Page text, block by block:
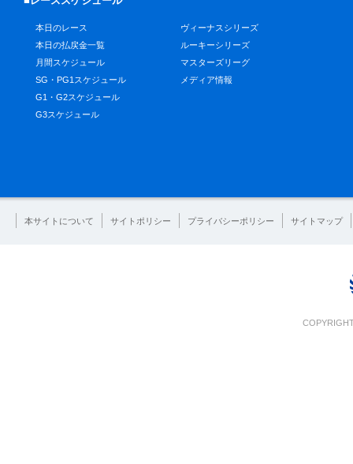
本日のレース
本日の払戻金一覧
月間スケジュール
SG・PG1スケジュール
G1・G2スケジュール
G3スケジュール
ヴィーナスシリーズ
ルーキーシリーズ
マスターズリーグ
メディア情報
本サイトについて サイトポリシー プライバシーポリシー サイトマップ